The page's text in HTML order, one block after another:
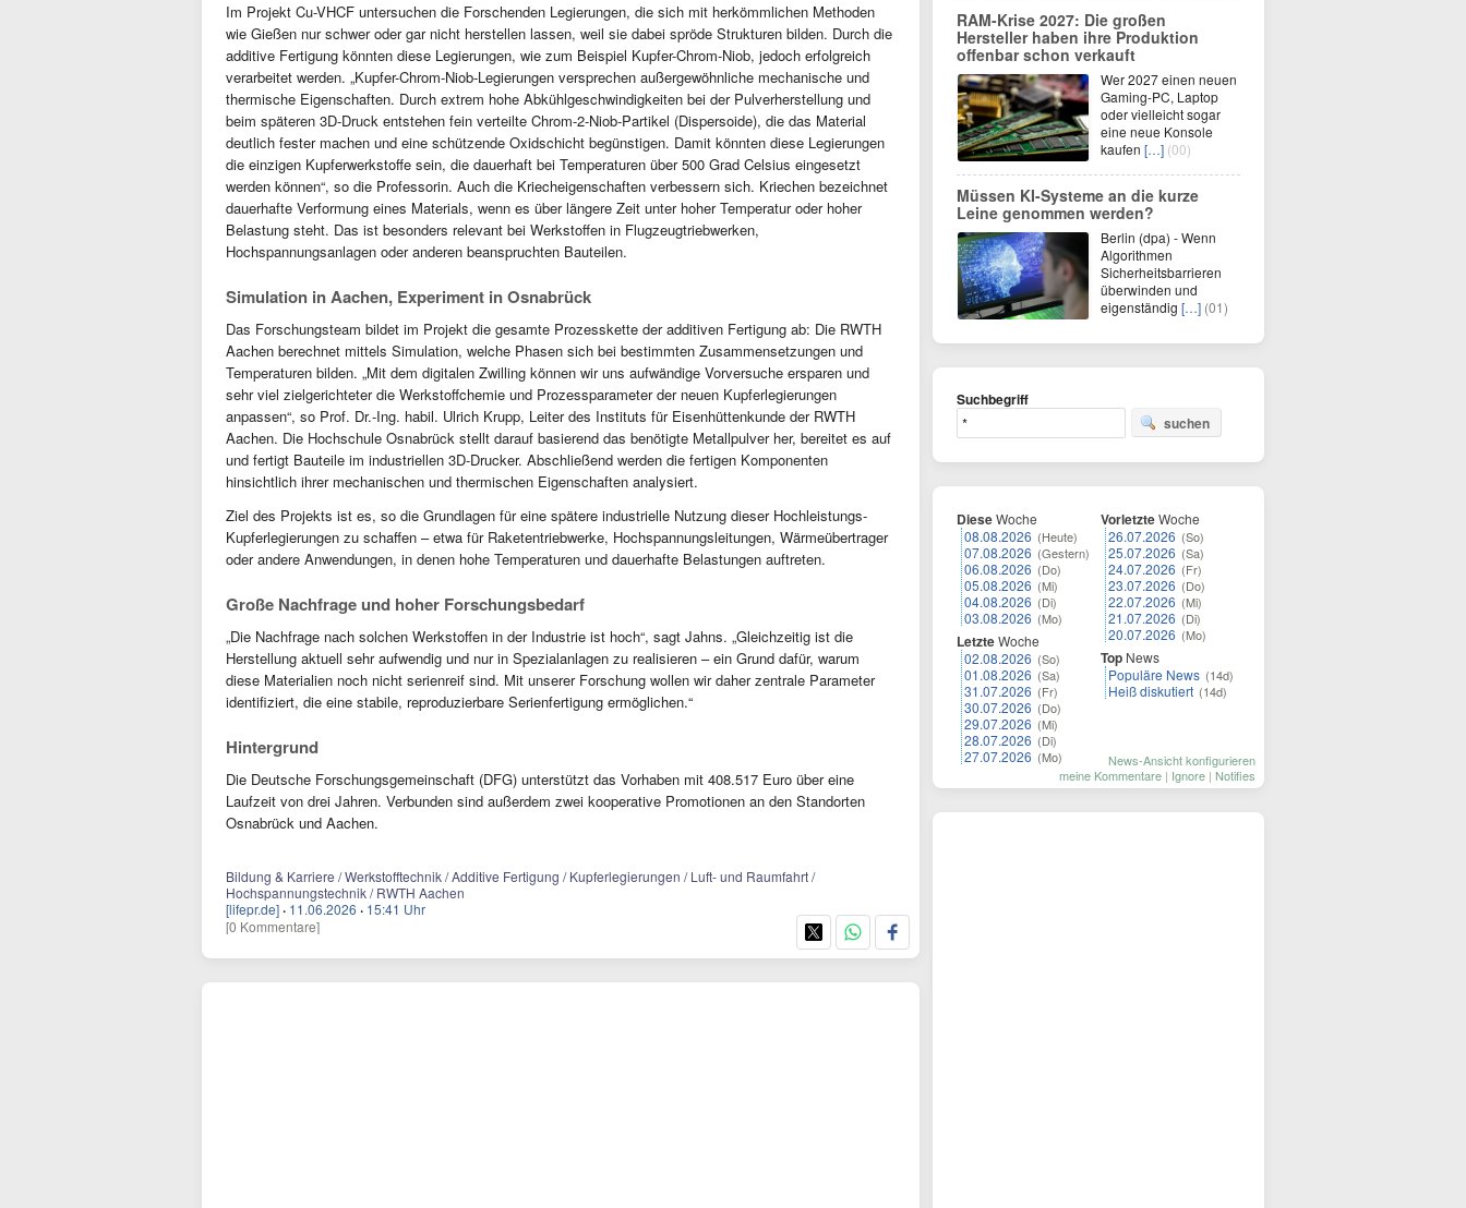
Im Projekt Cu-VHCF untersuchen die Forschenden Legierungen, die sich mit herkömmlichen Methoden
wie Gießen nur schwer oder gar nicht herstellen lassen, weil sie dabei spröde Strukturen bilden. Durch die
additive Fertigung könnten diese Legierungen, wie zum Beispiel Kupfer-Chrom-Niob, jedoch erfolgreich
verarbeitet werden. „Kupfer-Chrom-Niob-Legierungen versprechen außergewöhnliche mechanische und
thermische Eigenschaften. Durch extrem hohe Abkühlgeschwindigkeiten bei der Pulverherstellung und
beim späteren 3D-Druck entstehen fein verteilte Chrom-2-Niob-Partikel (Dispersoide), die das Material
deutlich fester machen und eine schützende Oxidschicht begünstigen. Damit könnten diese Legierungen
die einzigen Kupferwerkstoffe sein, die dauerhaft bei Temperaturen über 500 Grad Celsius eingesetzt
werden können“, so die Professorin. Auch die Kriecheigenschaften verbessern sich. Kriechen bezeichnet
dauerhafte Verformung eines Materials, wenn es über längere Zeit unter hoher Temperatur oder hoher
Belastung steht. Das ist besonders relevant bei Werkstoffen in Flugzeugtriebwerken,
Hochspannungsanlagen oder anderen beanspruchten Bauteilen.
Simulation in Aachen, Experiment in Osnabrück
Das Forschungsteam bildet im Projekt die gesamte Prozesskette der additiven Fertigung ab: Die RWTH
Aachen berechnet mittels Simulation, welche Phasen sich bei bestimmten Zusammensetzungen und
Temperaturen bilden. „Mit dem digitalen Zwilling können wir uns aufwändige Vorversuche ersparen und
sehr viel zielgerichteter die Werkstoffchemie und Prozessparameter der neuen Kupferlegierungen
anpassen“, so Prof. Dr.-Ing. habil. Ulrich Krupp, Leiter des Instituts für Eisenhüttenkunde der RWTH
Aachen. Die Hochschule Osnabrück stellt darauf basierend das benötigte Metallpulver her, bereitet es auf
und fertigt Bauteile im industriellen 3D-Drucker. Abschließend werden die fertigen Komponenten
hinsichtlich ihrer mechanischen und thermischen Eigenschaften analysiert.
Ziel des Projekts ist es, so die Grundlagen für eine spätere industrielle Nutzung dieser Hochleistungs-
Kupferlegierungen zu schaffen – etwa für Raketentriebwerke, Hochspannungsleitungen, Wärmeübertrager
oder andere Anwendungen, in denen hohe Temperaturen und dauerhafte Belastungen auftreten.
Große Nachfrage und hoher Forschungsbedarf
„Die Nachfrage nach solchen Werkstoffen in der Industrie ist hoch“, sagt Jahns. „Gleichzeitig ist die
Herstellung aktuell sehr aufwendig und nur in Spezialanlagen zu realisieren – ein Grund dafür, warum
diese Materialien noch nicht serienreif sind. Mit unserer Forschung wollen wir daher zentrale Parameter
identifiziert, die eine stabile, reproduzierbare Serienfertigung ermöglichen.“
Hintergrund
Die Deutsche Forschungsgemeinschaft (DFG) unterstützt das Vorhaben mit 408.517 Euro über eine
Laufzeit von drei Jahren. Verbunden sind außerdem zwei kooperative Promotionen an den Standorten
Osnabrück und Aachen.
Bildung & Karriere / Werkstofftechnik / Additive Fertigung / Kupferlegierungen / Luft- und Raumfahrt /
Hochspannungstechnik / RWTH Aachen
[lifepr.de] · 11.06.2026 · 15:41 Uhr
[0 Kommentare]
RAM-Krise 2027: Die großen
Hersteller haben ihre Produktion
offenbar schon verkauft
Wer 2027 einen neuen
Gaming-PC, Laptop
oder vielleicht sogar
eine neue Konsole
kaufen […] (00)
Müssen KI-Systeme an die kurze
Leine genommen werden?
Berlin (dpa) - Wenn
Algorithmen
Sicherheitsbarrieren
überwinden und
eigenständig […] (01)
Suchbegriff
suchen
DieseWoche
08.08.2026 (Heute)
07.08.2026 (Gestern)
06.08.2026 (Do)
05.08.2026 (Mi)
04.08.2026 (Di)
03.08.2026 (Mo)
LetzteWoche
02.08.2026 (So)
01.08.2026 (Sa)
31.07.2026 (Fr)
30.07.2026 (Do)
29.07.2026 (Mi)
28.07.2026 (Di)
27.07.2026 (Mo)
VorletzteWoche
26.07.2026 (So)
25.07.2026 (Sa)
24.07.2026 (Fr)
23.07.2026 (Do)
22.07.2026 (Mi)
21.07.2026 (Di)
20.07.2026 (Mo)
Top News
Populäre News (14d)
Heiß diskutiert (14d)
News-Ansicht konfigurieren
meine Kommentare | Ignore | Notifies